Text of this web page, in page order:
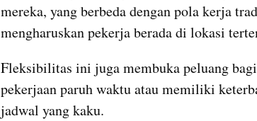
mereka, yang berbeda dengan pola kerja
mengharuskan pekerja berada di lokasi
Fleksibilitas ini juga membuka peluang
pekerjaan paruh waktu atau memiliki
jadwal yang kaku.